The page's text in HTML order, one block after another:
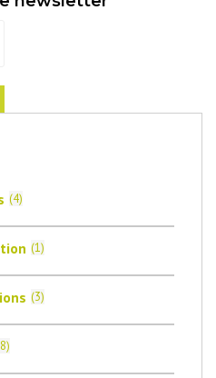
(4)
(1)
(3)
8)